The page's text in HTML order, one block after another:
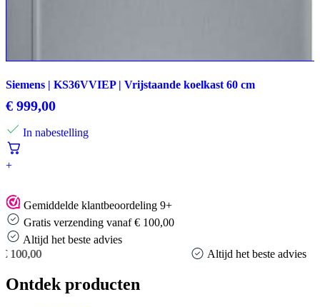
Siemens | KS36VVIEP | Vrijstaande koelkast 60 cm
€ 999,00
In nabestelling
+
Gemiddelde klantbeoordeling 9+
Gratis verzending vanaf € 100,00
Altijd het beste advies
Altijd het beste advies
Ontdek producten